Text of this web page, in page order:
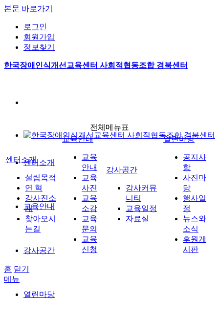
본문 바로가기
로그인
회원가입
정보찾기
한국장애인식개선교육센터 사회적협동조합 경북센터
센터소개
교육안내
강사공간
열린마당
전체메뉴표
센터소개
설립목적
연 혁
강사진소
개
찾아오시
는길
교육안내
교육
안내
교육
사진
교육
소감
교육
문의
교육
신청
강사공간
강사커뮤
니티
교육일정
자료실
열린마당
공지사
항
사진마
당
행사일
정
뉴스와
소식
후원게
시판
홈 닫기
메뉴